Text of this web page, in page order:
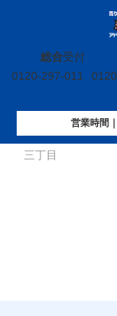
総合受付
0120-297-011
営業時間｜
イエステーション
三丁目